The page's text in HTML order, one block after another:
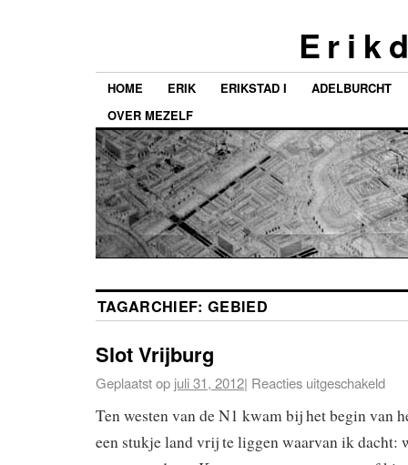
E r i k
HOME ERIK ERIKSTAD I
ADELBURCHT
OVER MEZELF
TAGARCHIEF: GEBIED
Slot Vrijburg
Geplaatst op juli 31, 2012| Reacties uitgeschakeld
Ten westen van de N1 kwam bij het begin van
een stukje land vrij te liggen waarvan ik dacht: